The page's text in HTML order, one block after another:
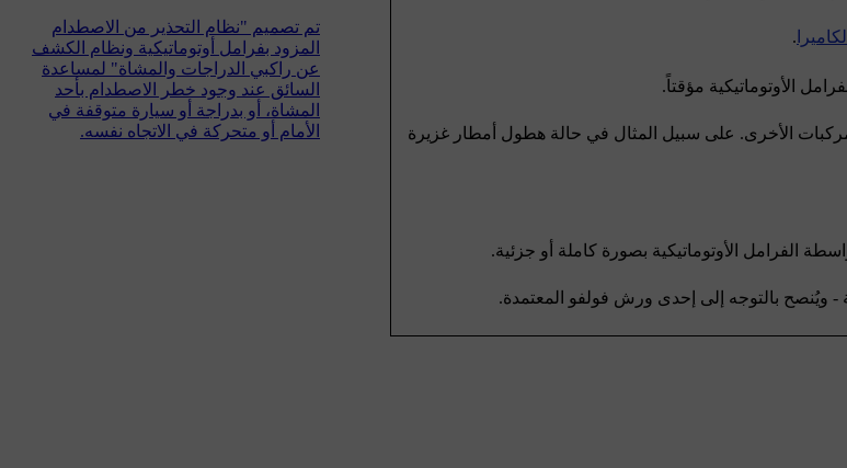
.
الأوتوماتيكية مؤقتاً.
الأخرى. على سبيل المثال في حالة هطول أمطار غزيرة
الفرامل الأوتوماتيكية بصورة كاملة أو جزئية.
ويُنصح بالتوجه إلى إحدى ورش فولفو المعتمدة.
تم تصميم "نظام التحذير من الاصطدام
المزود بفرامل أوتوماتيكية ونظام الكشف
عن راكبي الدراجات والمشاة" لمساعدة
السائق عند وجود خطر الاصطدام بأحد
المشاة، أو بدراجة أو سيارة متوقفة في
الأمام أو متحركة في الاتجاه نفسه.